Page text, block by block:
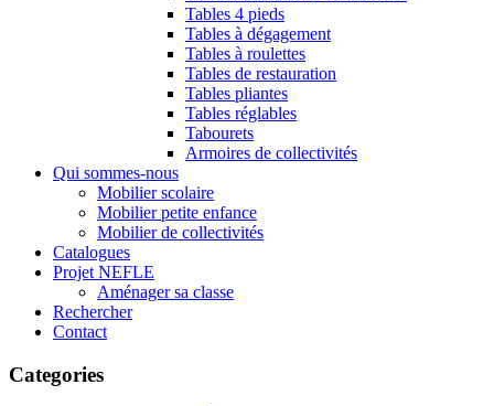
Tables 4 pieds
Tables à dégagement
Tables à roulettes
Tables de restauration
Tables pliantes
Tables réglables
Tabourets
Armoires de collectivités
Qui sommes-nous
Mobilier scolaire
Mobilier petite enfance
Mobilier de collectivités
Catalogues
Projet NEFLE
Aménager sa classe
Rechercher
Contact
Categories